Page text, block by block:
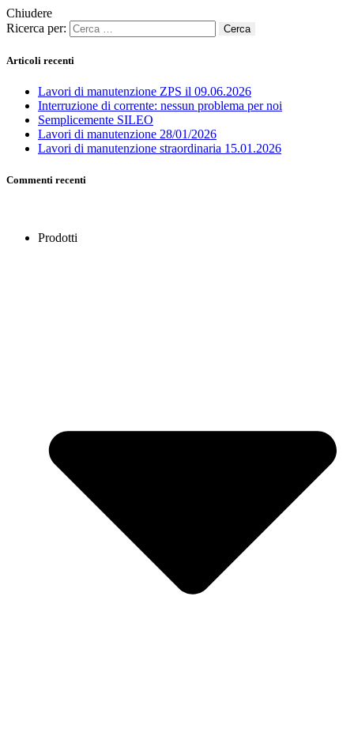
Chiudere
Ricerca per:
Articoli recenti
Lavori di manutenzione ZPS il 09.06.2026
Interruzione di corrente: nessun problema per noi
Semplicemente SILEO
Lavori di manutenzione 28/01/2026
Lavori di manutenzione straordinaria 15.01.2026
Commenti recenti
Prodotti